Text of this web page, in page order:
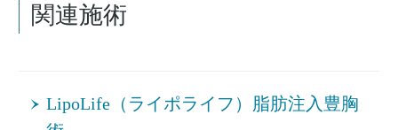
関連施術
LipoLife（ライポライフ）脂肪注入豊胸